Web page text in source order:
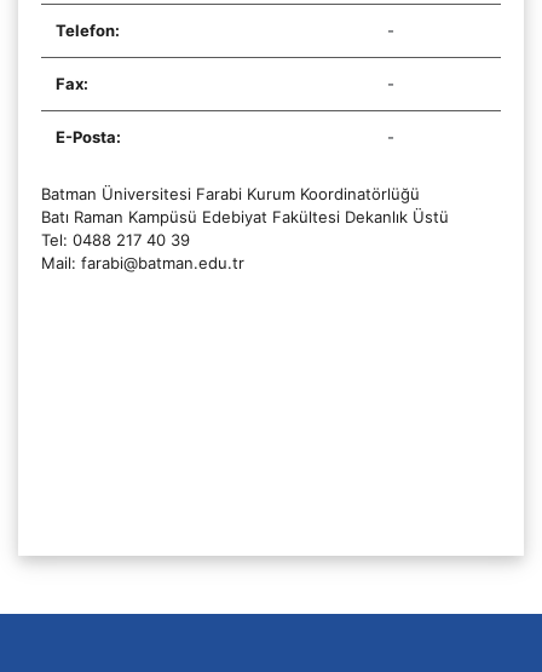
Telefon: -
Fax: -
E-Posta: -
Batman Üniversitesi Farabi Kurum Koordinatörlüğü
Batı Raman Kampüsü Edebiyat Fakültesi Dekanlık Üstü
Tel: 0488 217 40 39
Mail: farabi@batman.edu.tr